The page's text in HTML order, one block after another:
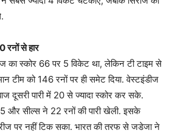
रनों से हार
स्कोर 66 पर 5 विकेट था, लेकिन टी टाइम से
टीम को 146 रनों पर ही समेट दिया. वेस्टइंडीज
दूसरी पारी में 20 से ज्यादा स्कोर कर सके.
सील्स ने 22 रनों की पारी खेली. इसके
पर नहीं टिक सका. भारत की तरफ से जडेजा ने